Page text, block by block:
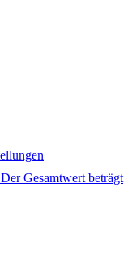
Gesamtwert beträgt